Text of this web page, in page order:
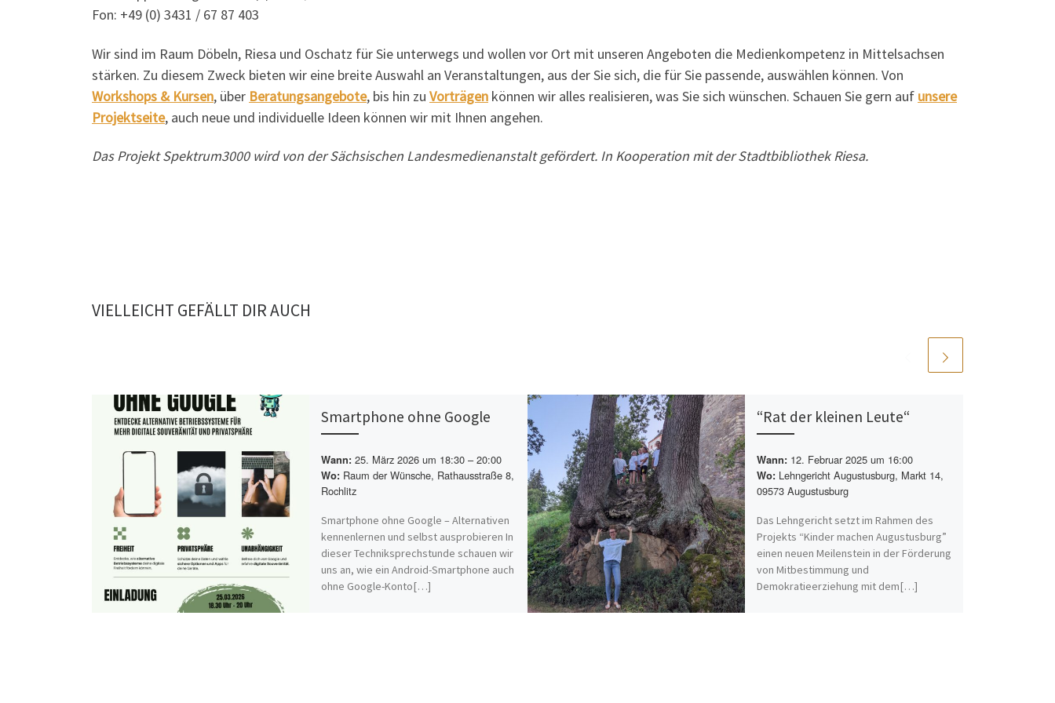
Fon: +49 (0) 3431 / 67 87 403
Wir sind im Raum Döbeln, Riesa und Oschatz für Sie unterwegs und wollen vor Ort mit unseren Angeboten die Medienkompetenz in Mittelsachsen
stärken. Zu diesem Zweck bieten wir eine breite Auswahl an Veranstaltungen, aus der Sie sich, die für Sie passende, auswählen können. Von
Workshops & Kursen, über Beratungsangebote, bis hin zu Vorträgen können wir alles realisieren, was Sie sich wünschen. Schauen Sie gern auf unsere
Projektseite, auch neue und individuelle Ideen können wir mit Ihnen angehen.
Das Projekt Spektrum3000 wird von der Sächsischen Landesmedienanstalt gefördert. In Kooperation mit der Stadtbibliothek Riesa.
VIELLEICHT GEFÄLLT DIR AUCH
Smartphone ohne Google
Wann: 25. März 2026 um 18:30 – 20:00
Wo: Raum der Wünsche, Rathausstraße 8,
Rochlitz
Smartphone ohne Google – Alternativen
kennenlernen und selbst ausprobieren In
dieser Techniksprechstunde schauen wir
uns an, wie ein Android-Smartphone auch
ohne Google-Konto[…]
“Rat der kleinen Leute“
Wann: 12. Februar 2025 um 16:00
Wo: Lehngericht Augustusburg, Markt 14,
09573 Augustusburg
Das Lehngericht setzt im Rahmen des
Projekts “Kinder machen Augustusburg”
einen neuen Meilenstein in der Förderung
von Mitbestimmung und
Demokratieerziehung mit dem[…]